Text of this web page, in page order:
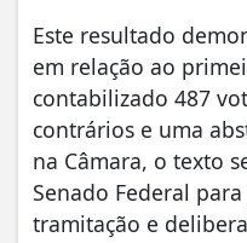
Este resultado
em relação ao
contabilizado 487
contrários e uma
na Câmara, o texto
Senado Federal
tramitação e